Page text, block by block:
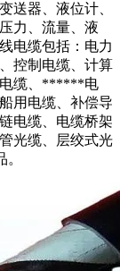
送器、液位计、
力、流量、液
电缆包括：电力
控制电缆、计算
电缆、******电
用电缆、补偿导
电缆、电缆桥架
光缆、层绞式光